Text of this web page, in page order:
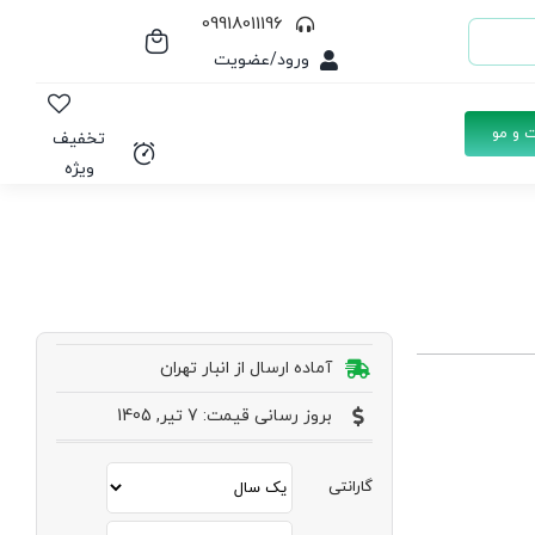
09918011196
ورود/عضویت
و مو
تخفیف
ویژه
آماده ارسال از انبار تهران
بروز رسانی قیمت: 7 تیر, 1405
گارانتی